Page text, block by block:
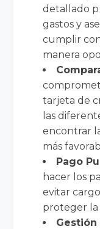
detallado
gastos y
cumplir
manera
tarjeta de
las
encontrar
más
Pago
hacer los
evitar
proteger la
Gestión